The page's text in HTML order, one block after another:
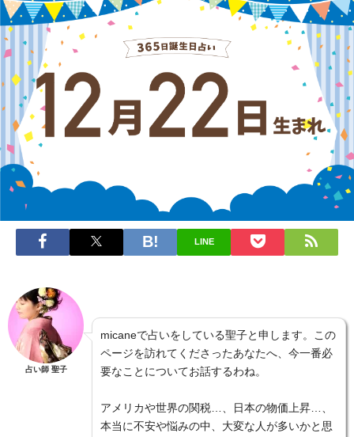
LINE
占い師 聖子
micaneで占いをしている聖子と申します。この
ページを訪れてくださったあなたへ、今一番必
要なことについてお話するわね。
アメリカや世界の関税…、日本の物価上昇…、
本当に不安や悩みの中、大変な人が多いかと思